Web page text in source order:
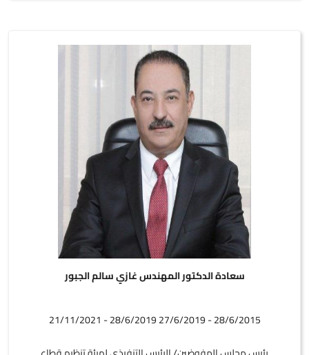
سعادة الدكتور المهندس غازي سالم الجبور
28/6/2015 - 27/6/2019 28/6/2019 - 21/11/2021